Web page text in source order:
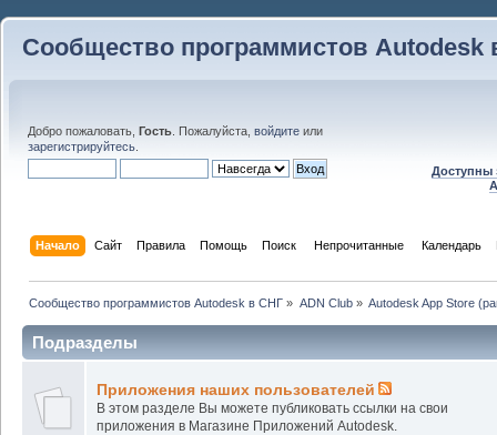
Сообщество программистов Autodesk
Добро пожаловать, Гость . Пожалуйста, войдите или
зарегистрируйтесь
Доступны
Начало Сайт Правила Помощь Поиск Непрочитанные Календарь
Сообщество программистов Autodesk в СНГ » ADN Club» Autodesk App Store
Подразделы
Приложения наших пользователей
В этом разделе Вы можете публиковать ссылки на свои
приложения в Магазине Приложений Autodesk.